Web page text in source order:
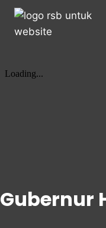
Gubernur